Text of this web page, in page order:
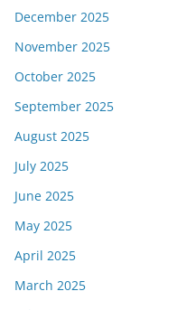
December 2025
November 2025
October 2025
September 2025
August 2025
July 2025
June 2025
May 2025
April 2025
March 2025